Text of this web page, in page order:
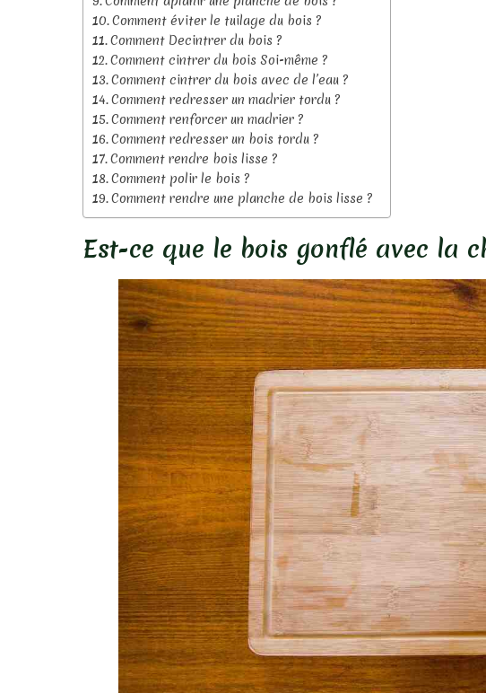
Comment éviter le tuilage du bois ?
Comment Decintrer du bois ?
Comment cintrer du bois Soi-même ?
Comment cintrer du bois avec de l’eau ?
Comment redresser un madrier tordu ?
Comment renforcer un madrier ?
Comment redresser un bois tordu ?
Comment rendre bois lisse ?
Comment polir le bois ?
Comment rendre une planche de bois lisse ?
Est-ce que le bois gonflé avec la